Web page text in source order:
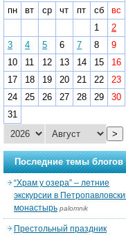
пн
вт ср чт пт сб
вс
1
2
3
4 5 6 7 8
9
10
11 12 13 14 15
16
17
18 19 20 21 22
23
24
25 26 27 28 29
30
31
>
Последние темы блогов
“Храм у озера” – летние
экскурсии в
монастырь palomnik
Престольный праздник